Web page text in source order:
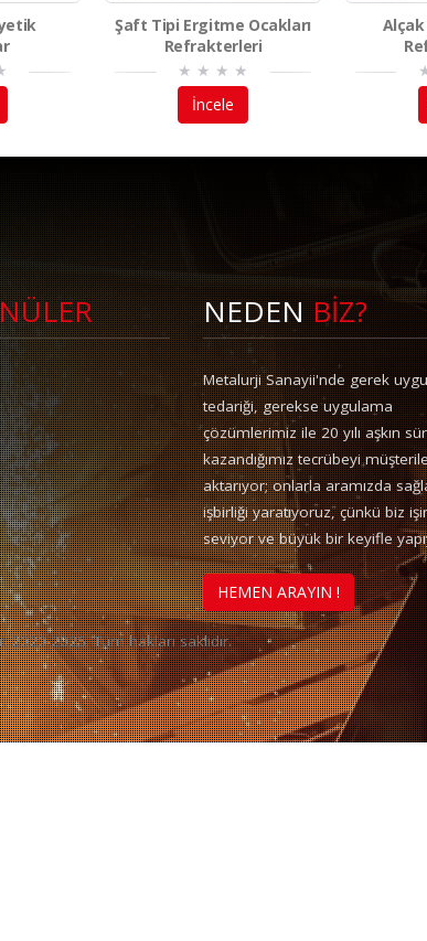
Şaft Tipi Ergitme Ocakları
Refrakterleri
İncele
Alçak
NEDENBİZ?
Metalurji Sanayii'nde gerek
tedariği, gerekse uygulama
çözümlerimiz ile 20 yılı aşkın
kazandığımız tecrübeyi
aktarıyor; onlarla aramızda
işbirliği yaratıyoruz, çünkü biz
seviyor ve büyük bir keyifle
HEMEN ARAYIN !
2025. Tüm hakları saklıdır.